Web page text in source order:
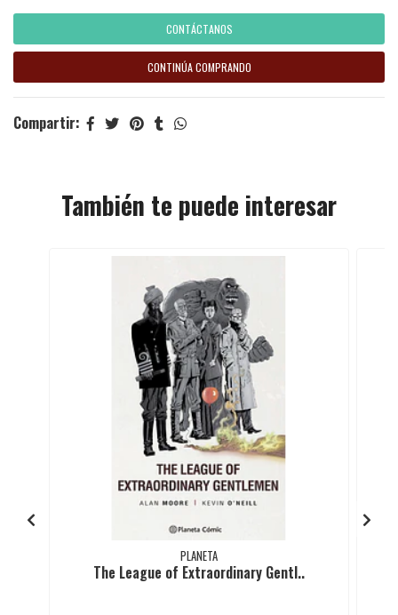
CONTÁCTANOS
CONTINÚA COMPRANDO
Compartir:
También te puede interesar
PLANETA
The League of Extraordinary Gentl..